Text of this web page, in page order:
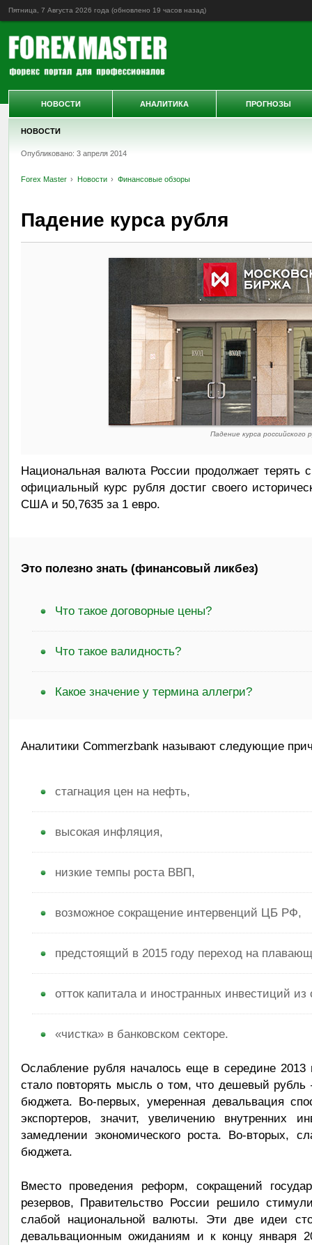
Пятница, 7 Августа 2026 года (обновлено 19 часов назад)
НОВОСТИ
Опубликовано: 3 апреля 2014
Forex Master Новости Финансовые обзоры
Падение курса рубля
Падение курса российского
Национальная валюта России продолжает терять
официальный курс рубля достиг своего
США и 50,7635 за 1 евро.
Это полезно знать (финансовый ликбез)
Что такое договорные цены?
Что такое валидность?
Какое значение у термина аллегри?
Аналитики Commerzbank называют следующие
стагнация цен на нефть,
высокая инфляция,
низкие темпы роста ВВП,
возможное сокращение интервенций ЦБ РФ,
предстоящий в 2015 году переход на
отток капитала и иностранных инвестиций из
«чистка» в банковском секторе.
Ослабление рубля началось еще в середине 2013
стало повторять мысль о том, что дешевый рубль
бюджета. Во-первых, умеренная девальвация
экспортеров, значит, увеличению внутренних
замедлении экономического роста. Во-вторых,
бюджета.
Вместо проведения реформ, сокращений
резервов, Правительство России решило
слабой национальной валюты. Эти две идеи
девальвационным ожиданиям и к концу января
НОВОСТИ АНАЛИТИКА ПРОГНОЗЫ